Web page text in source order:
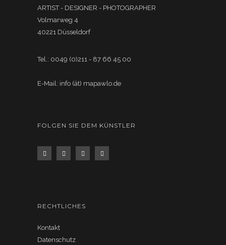
ARTIST - DESIGNER - PHOTOGRAPHER
Volmarweg 4
40221 Düsseldorf
Tel.: 0049 (0)211 - 87 66 45 00
E-Mail: info (ät) mapawlo.de
FOLGEN SIE DEM KÜNSTLER
RECHTLICHES
Kontakt
Datenschutz